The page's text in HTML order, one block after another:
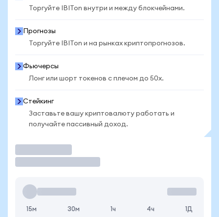
Торгуйте IBITon внутри и между блокчейнами.
Прогнозы
Торгуйте IBITon и на рынках криптопрогнозов.
Фьючерсы
Лонг или шорт токенов с плечом до 50x.
Стейкинг
Заставьте вашу криптовалюту работать и
получайте пассивный доход.
15м 30м 1ч 4ч 1Д